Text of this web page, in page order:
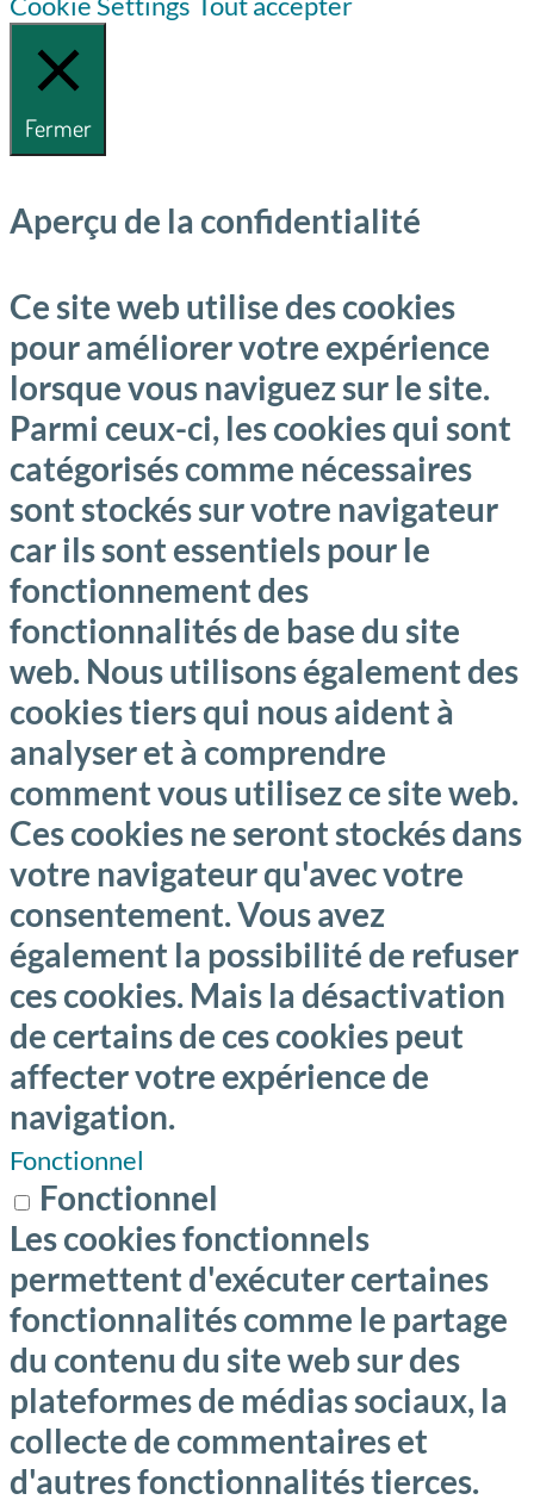
Fermer
Aperçu de la confidentialité
Ce site web utilise des cookies
pour améliorer votre expérience
lorsque vous naviguez sur le site.
Parmi ceux-ci, les cookies qui sont
catégorisés comme nécessaires
sont stockés sur votre navigateur
car ils sont essentiels pour le
fonctionnement des
fonctionnalités de base du site
web. Nous utilisons également des
cookies tiers qui nous aident à
analyser et à comprendre
comment vous utilisez ce site web.
Ces cookies ne seront stockés dans
votre navigateur qu'avec votre
consentement. Vous avez
également la possibilité de refuser
ces cookies. Mais la désactivation
de certains de ces cookies peut
affecter votre expérience de
navigation.
Fonctionnel
Fonctionnel
Les cookies fonctionnels
permettent d'exécuter certaines
fonctionnalités comme le partage
du contenu du site web sur des
plateformes de médias sociaux, la
collecte de commentaires et
d'autres fonctionnalités tierces.